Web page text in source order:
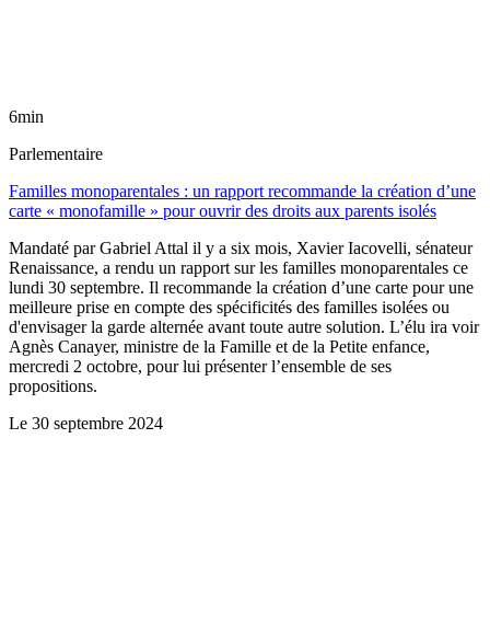
6min
Parlementaire
Familles monoparentales : un rapport recommande la création d’une
carte « monofamille » pour ouvrir des droits aux parents isolés
Mandaté par Gabriel Attal il y a six mois, Xavier Iacovelli, sénateur
Renaissance, a rendu un rapport sur les familles monoparentales ce
lundi 30 septembre. Il recommande la création d’une carte pour une
meilleure prise en compte des spécificités des familles isolées ou
d'envisager la garde alternée avant toute autre solution. L’élu ira voir
Agnès Canayer, ministre de la Famille et de la Petite enfance,
mercredi 2 octobre, pour lui présenter l’ensemble de ses
propositions.
Le 30 septembre 2024